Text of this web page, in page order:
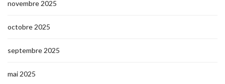
novembre 2025
octobre 2025
septembre 2025
mai 2025